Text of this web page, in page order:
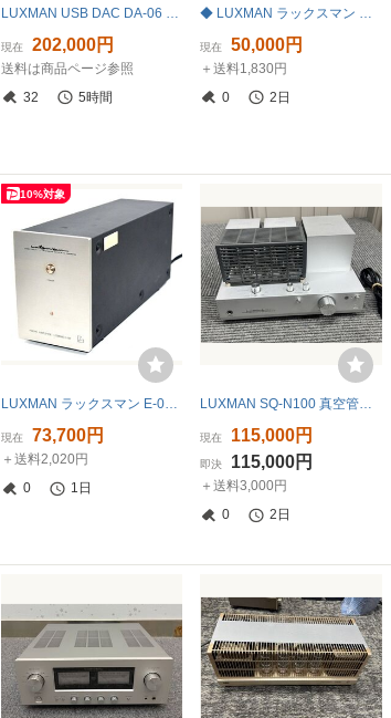
LUXMAN USB DAC DA-06 JPA-15000
現在 202,000円
送料は商品ページ参照
32
5時間
◆ LUXMAN ラックスマン CL35II プリアンプ オーディオ機器 コントロールアンプ 動作未確認/現状品 使用説明書付き P15466NK
現在 50,000円
＋送料1,830円
0
2日
10%対象
LUXMAN ラックスマン E-03 フォノアンプ フォノイコライザー
現在 73,700円
＋送料2,020円
0
1日
LUXMAN SQ-N100 真空管アンプ 6か月間保証いたします。
現在 115,000円
即決 115,000円
＋送料3,000円
0
2日